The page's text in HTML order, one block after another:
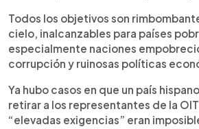
Todos los objetivos son
cielo, inalcanzables para países
especialmente naciones
corrupción y ruinosas políticas
Ya hubo casos en que un país
retirar a los representantes de la
“elevadas exigencias” eran